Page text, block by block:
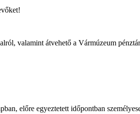
valamint átvehető a Vármúzeum
előre egyeztetett időpontban